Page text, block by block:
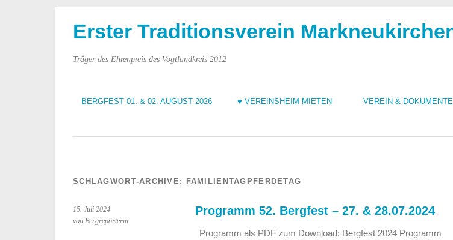
BERGFEST 01. & 02. AUGUST 2026 ♥ VEREINSHEIM MIETEN VEREIN & DOKUMENTE
Erster Traditionsverein
Träger des Ehrenpreis des Vogtlandkreis 2012
SCHLAGWORT-ARCHIVE: FAMILIENTAGPFERDETAG
15. Juli 2024
von Bergreporterin
Programm 52. Bergfest – 27. & 28.07.2024
Programm als PDF zum Download: Bergfest 2024 Programm